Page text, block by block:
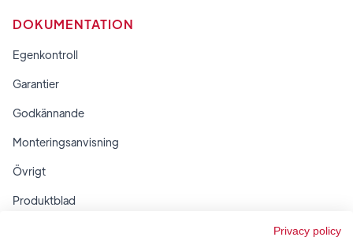
DOKUMENTATION
Egenkontroll
Garantier
Godkännande
Monteringsanvisning
Övrigt
Produktblad
Privacy policy